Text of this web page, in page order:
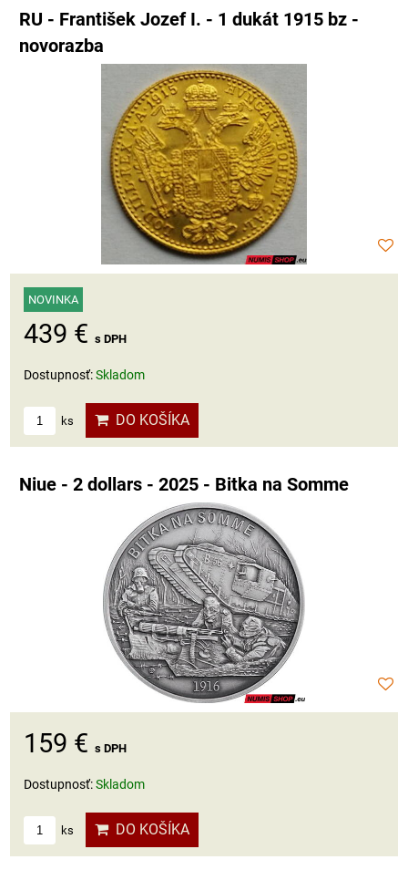
RU - František Jozef I. - 1 dukát 1915 bz -
novorazba
NOVINKA
439 € s DPH
Dostupnosť:Skladom
ks DO KOŠÍKA
Niue - 2 dollars - 2025 - Bitka na Somme
159 € s DPH
Dostupnosť:Skladom
ks DO KOŠÍKA